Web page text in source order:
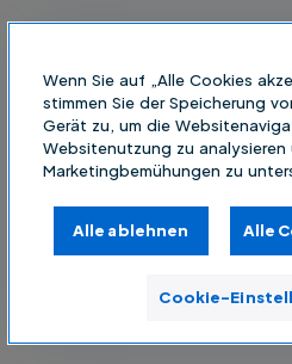
Wenn Sie auf „Alle Cookies
stimmen Sie der Speicherung
Gerät zu, um die
Websitenutzung zu analysieren
Marketingbemühungen zu
Alle ablehnen Alle
Cookie-